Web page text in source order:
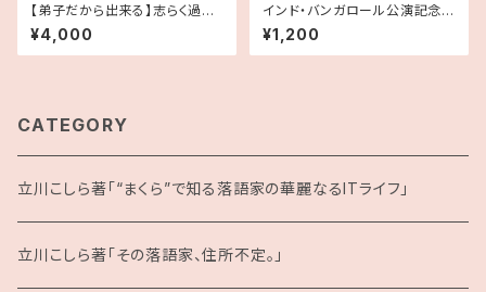
【弟子だから出来る】志らく過去
手拭い（ランダム）2本セット【思
い出の品】
¥4,000
インド・バンガロール公演記念ワ
ッペン
¥1,200
CATEGORY
立川こしら著「“まくら”で知る落語家の華麗なるITライフ」
立川こしら著「その落語家、住所不定。」